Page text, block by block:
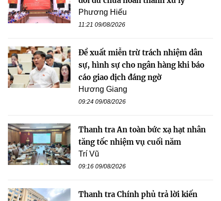
Phương Hiếu
11:21 09/08/2026
Đề xuất miễn trừ trách nhiệm dân
sự, hình sự cho ngân hàng khi báo
cáo giao dịch đáng ngờ
Hương Giang
09:24 09/08/2026
Thanh tra An toàn bức xạ hạt nhân
tăng tốc nhiệm vụ cuối năm
Trí Vũ
09:16 09/08/2026
Thanh tra Chính phủ trả lời kiến